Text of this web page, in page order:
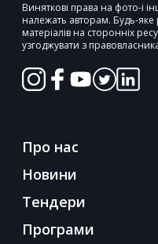
Виняткові права на фото-і
належать авторам. Будь-
матеріалів на сторонніх
узгоджувати з
Про нас
Новини
Тендери
Програми